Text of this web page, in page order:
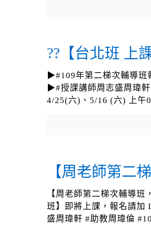
??【台北班 上
▶#109年第二梯次輔導
▶#授課講師周志盛周瑋
4/25(六)、5/16 (六) 上午
【周老師第二
【周老師第二梯次輔導
班】即將上課，報名請加
盛周瑋軒 #助教周瑋倫